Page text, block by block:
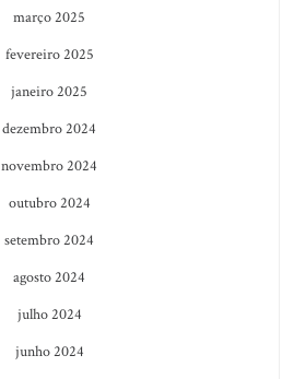
março 2025
fevereiro 2025
janeiro 2025
dezembro 2024
novembro 2024
outubro 2024
setembro 2024
agosto 2024
julho 2024
junho 2024